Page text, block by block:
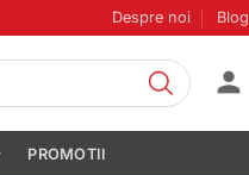
Despre noi Blog
PROMOTII